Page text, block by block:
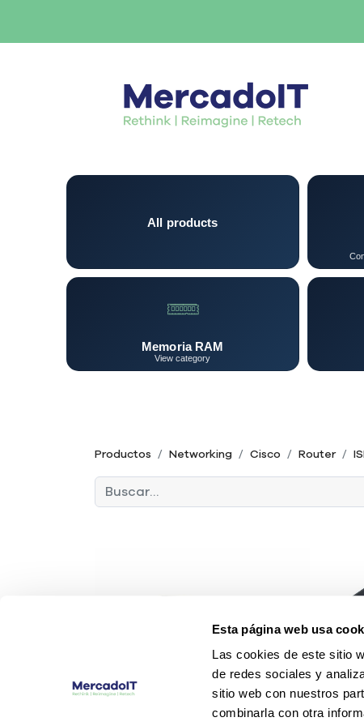
Esta página web usa
Las cookies de este sitio
de redes sociales y
sitio web con nuestros
combinarla con otra
All products
Memoria RAM
View category
Productos Networking Cisco Router